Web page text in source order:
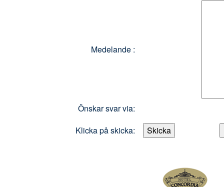
Medelande :
Önskar svar via:
Klicka på skicka: